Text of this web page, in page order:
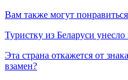
Вам также могут понравиться
Туристку из Беларуси унесло
Эта страна откажется от
взамен?